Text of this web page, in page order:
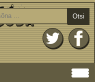
Otsi